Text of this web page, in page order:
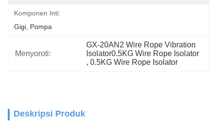
Komponen Inti:
Gigi, Pompa
Menyoroti:
GX-20AN2 Wire Rope Vibration
Isolator0.5KG Wire Rope Isolator
, 0.5KG Wire Rope Isolator
Deskripsi Produk